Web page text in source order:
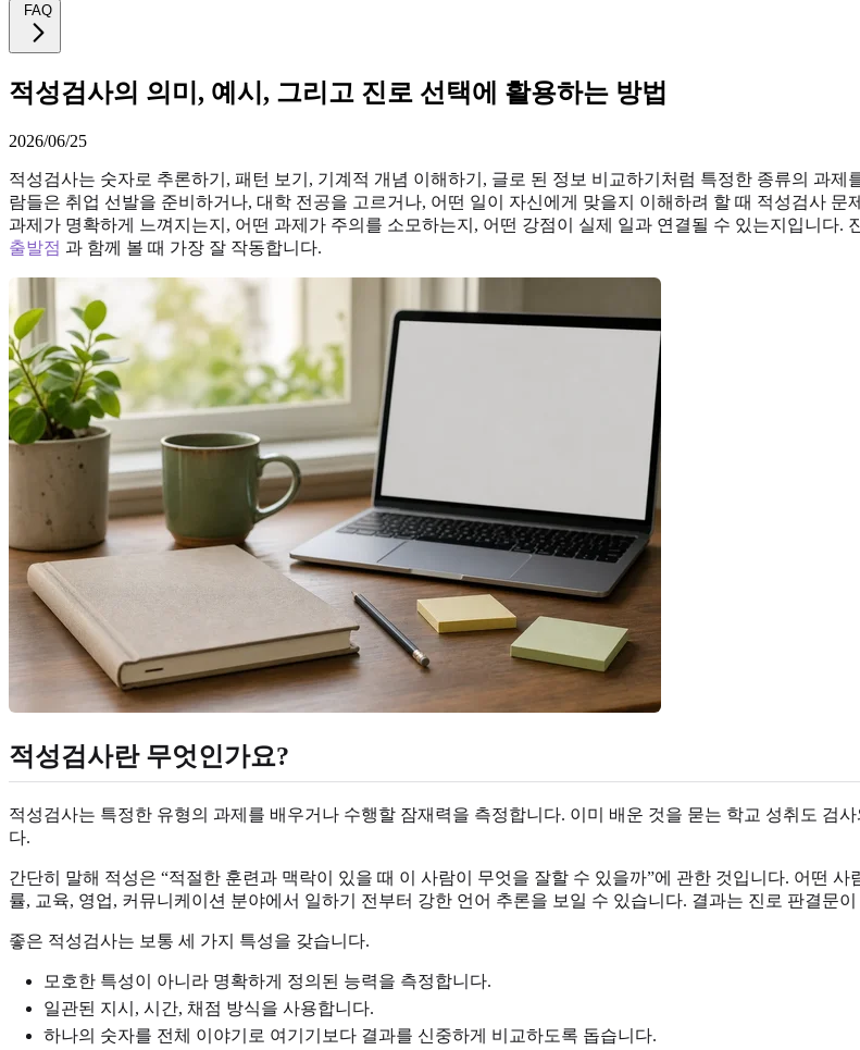
FAQ
적성검사의 의미, 예시, 그리고 진로 선택에 활용하는 방법
2026/06/25
적성검사는 숫자로 추론하기, 패턴 보기, 기계적 개념 이해하기, 글로 된 정보 비교하기처럼 특정한 종류의 과
람들은 취업 선발을 준비하거나, 대학 전공을 고르거나, 어떤 일이 자신에게 맞을지 이해하려 할 때 적성검사
과제가 명확하게 느껴지는지, 어떤 과제가 주의를 소모하는지, 어떤 강점이 실제 일과 연결될 수 있는지입니다.
출발점 과 함께 볼 때 가장 잘 작동합니다.
적성검사란 무엇인가요?
적성검사는 특정한 유형의 과제를 배우거나 수행할 잠재력을 측정합니다. 이미 배운 것을 묻는 학교 성취도 검
다.
간단히 말해 적성은 “적절한 훈련과 맥락이 있을 때 이 사람이 무엇을 잘할 수 있을까”에 관한 것입니다. 어떤
률, 교육, 영업, 커뮤니케이션 분야에서 일하기 전부터 강한 언어 추론을 보일 수 있습니다. 결과는 진로 판결문
좋은 적성검사는 보통 세 가지 특성을 갖습니다.
모호한 특성이 아니라 명확하게 정의된 능력을 측정합니다.
일관된 지시, 시간, 채점 방식을 사용합니다.
하나의 숫자를 전체 이야기로 여기기보다 결과를 신중하게 비교하도록 돕습니다.